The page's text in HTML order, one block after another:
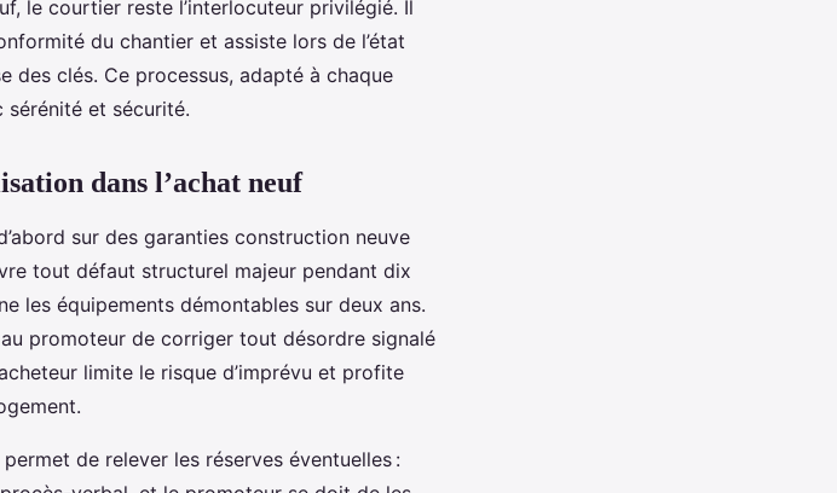
le courtier reste l’interlocuteur privilégié. Il
du chantier et assiste lors de l’état
des clés. Ce processus, adapté à chaque
sérénité et sécurité.
dans l’achat neuf
sur des garanties construction neuve
tout défaut structurel majeur pendant dix
les équipements démontables sur deux ans.
promoteur de corriger tout désordre signalé
limite le risque d’imprévu et profite
de relever les réserves éventuelles :